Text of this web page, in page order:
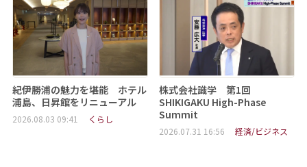
紀伊勝浦の魅力を堪能 ホテル
浦島、日昇館をリニューアル
2026.08.03 09:41 くらし
株式会社識学 第1回
SHIKIGAKU High-Phase
Summit
2026.07.31 16:56 経済/ビジネス